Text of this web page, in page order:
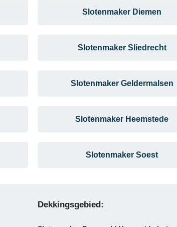
Slotenmaker Diemen
Slotenmaker Sliedrecht
Slotenmaker Geldermalsen
Slotenmaker Heemstede
Slotenmaker Soest
Dekkingsgebied: